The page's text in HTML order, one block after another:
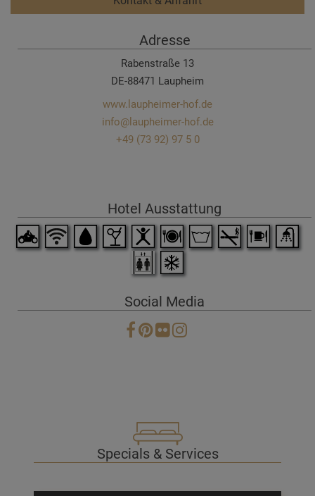
Adresse
Rabenstraße 13
DE-88471 Laupheim
www.laupheimer-hof.de
info@laupheimer-hof.de
+49 (73 92) 97 5 0
Hotel Ausstattung
Social Media
Specials & Services